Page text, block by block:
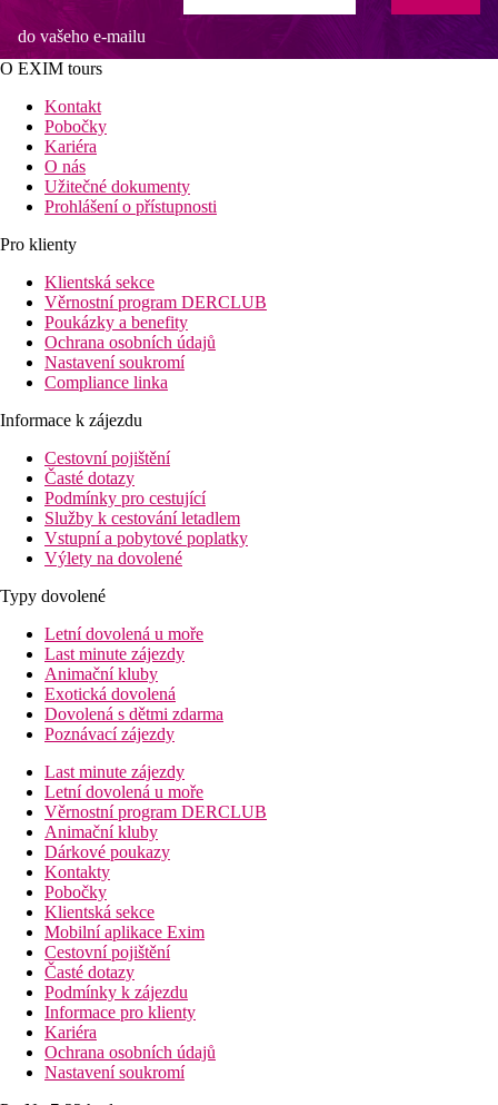
do vašeho e-mailu
O EXIM tours
Kontakt
Pobočky
Kariéra
O nás
Užitečné dokumenty
Prohlášení o přístupnosti
Pro klienty
Klientská sekce
Věrnostní program DERCLUB
Poukázky a benefity
Ochrana osobních údajů
Nastavení soukromí
Compliance linka
Informace k zájezdu
Cestovní pojištění
Časté dotazy
Podmínky pro cestující
Služby k cestování letadlem
Vstupní a pobytové poplatky
Výlety na dovolené
Typy dovolené
Letní dovolená u moře
Last minute zájezdy
Animační kluby
Exotická dovolená
Dovolená s dětmi zdarma
Poznávací zájezdy
Last minute zájezdy
Letní dovolená u moře
Věrnostní program DERCLUB
Animační kluby
Dárkové poukazy
Kontakty
Pobočky
Klientská sekce
Mobilní aplikace Exim
Cestovní pojištění
Časté dotazy
Podmínky k zájezdu
Informace pro klienty
Kariéra
Ochrana osobních údajů
Nastavení soukromí